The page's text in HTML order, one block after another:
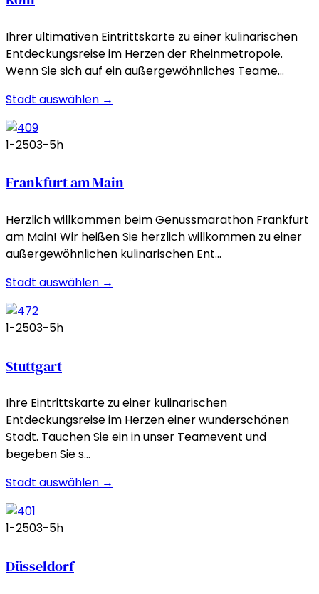
Ihrer ultimativen Eintrittskarte zu einer kulinarischen
Entdeckungsreise im Herzen der Rheinmetropole.
Wenn Sie sich auf ein außergewöhnliches Teame…
Stadt auswählen →
1-2503-5h
Frankfurt am Main
Herzlich willkommen beim Genussmarathon Frankfurt
am Main! Wir heißen Sie herzlich willkommen zu einer
außergewöhnlichen kulinarischen Ent…
Stadt auswählen →
1-2503-5h
Stuttgart
Ihre Eintrittskarte zu einer kulinarischen
Entdeckungsreise im Herzen einer wunderschönen
Stadt. Tauchen Sie ein in unser Teamevent und
begeben Sie s…
Stadt auswählen →
1-2503-5h
Düsseldorf